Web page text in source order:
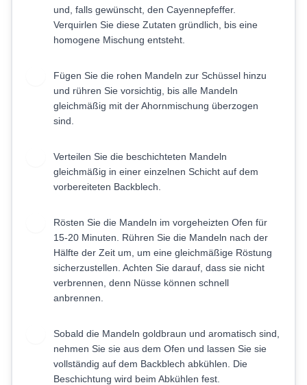
und, falls gewünscht, den Cayennepfeffer.
Verquirlen Sie diese Zutaten gründlich, bis eine
homogene Mischung entsteht.
Fügen Sie die rohen Mandeln zur Schüssel hinzu
und rühren Sie vorsichtig, bis alle Mandeln
gleichmäßig mit der Ahornmischung überzogen
sind.
Verteilen Sie die beschichteten Mandeln
gleichmäßig in einer einzelnen Schicht auf dem
vorbereiteten Backblech.
Rösten Sie die Mandeln im vorgeheizten Ofen für
15-20 Minuten. Rühren Sie die Mandeln nach der
Hälfte der Zeit um, um eine gleichmäßige Röstung
sicherzustellen. Achten Sie darauf, dass sie nicht
verbrennen, denn Nüsse können schnell
anbrennen.
Sobald die Mandeln goldbraun und aromatisch sind,
nehmen Sie sie aus dem Ofen und lassen Sie sie
vollständig auf dem Backblech abkühlen. Die
Beschichtung wird beim Abkühlen fest.